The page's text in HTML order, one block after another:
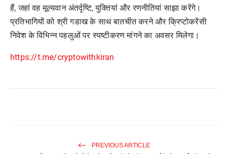
हैं, जहां वह मूल्यवान अंतर्दृष्टि, युक्तियां और रणनीतियां साझा करेंगे।
प्रतिभागियों को श्री गडाख के साथ बातचीत करने और क्रिप्टोकरेंसी
निवेश के विभिन्न पहलुओं पर स्पष्टीकरण मांगने का अवसर मिलेगा।
https://t.me/cryptowithkiran
PREVIOUS ARTICLE